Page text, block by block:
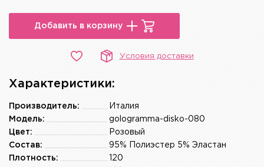
Добавить в корзину
Условия доставки
Характеристики:
Италия
Производитель:
gologramma-disko-080
Модель:
Розовый
Цвет:
95% Полиэстер 5% Эластан
Состав:
120
Плотность: